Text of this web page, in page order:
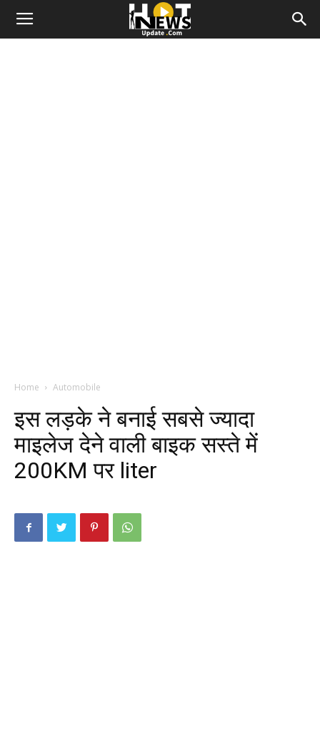
Home Automobile
इस लड़के ने बनाई सबसे ज्यादा
माइलेज देने वाली बाइक सस्ते में
200KM पर liter